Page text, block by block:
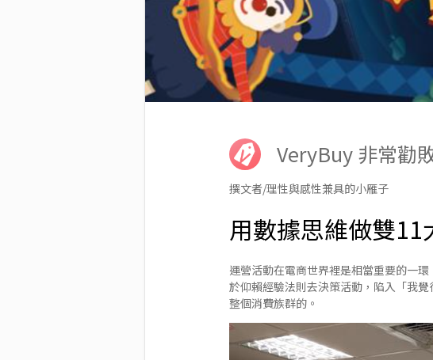
VeryBuy 非常勸
撰文者/理性與感性兼具的小雁子
用數據思維做雙11
運營活動在電商世界裡是相當重要的一
於仰賴經驗法則去決策活動，陷入「我
整個消費族群的。